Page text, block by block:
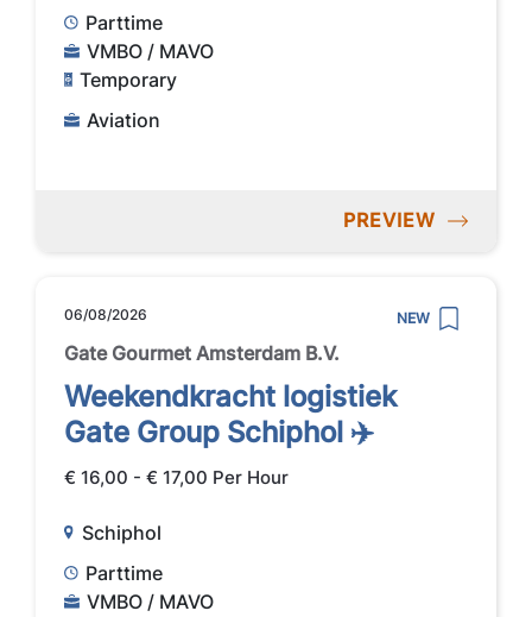
Parttime
VMBO / MAVO
Temporary
Aviation
PREVIEW
06/08/2026 NEW
Gate Gourmet Amsterdam B.V.
Weekendkracht logistiek
Gate Group Schiphol ✈️
€ 16,00 - € 17,00 Per Hour
Schiphol
Parttime
VMBO / MAVO